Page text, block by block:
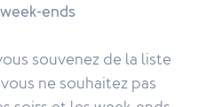
ends
souvenez de la liste
ne souhaitez pas